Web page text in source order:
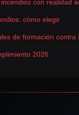
con realidad
cómo elegir
de formación contra
2026